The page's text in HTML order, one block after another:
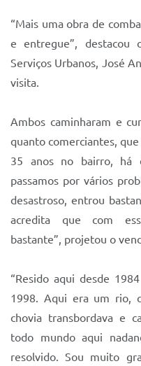
“Mais uma obra de
e entregue”, destacou
Serviços Urbanos, José
visita.
Ambos caminharam e
quanto comerciantes,
35 anos no bairro, há
passamos por vários
desastroso, entrou
acredita que com
bastante”, projetou o
“Resido aqui desde
1998. Aqui era um rio,
chovia transbordava e
todo mundo aqui
resolvido. Sou muito